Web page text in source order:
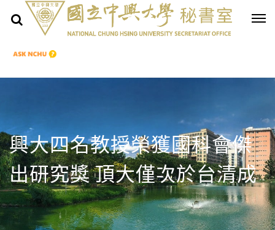
興大四名教授榮獲國科會傑
出研究獎 頂大僅次於台清成